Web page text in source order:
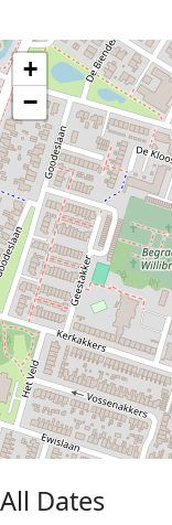
+
−
All Dates